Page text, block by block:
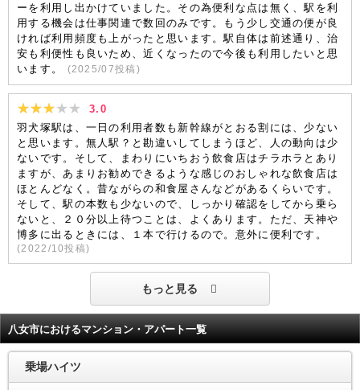
ーを利用し出かけていました。その為便利な点は無く、駅を利
用する機会は仕事関連で数回のみです。もう少し交通の便が良
ければ利用頻度も上がったと思います。駅自体は前述通り、治
安も利便性も良いため、近くなったので今後も利用したいと思
います。
(2025/07投稿)
3.0
羽犬塚駅は、一日の利用者数も新幹線がとおる割には、少ない
と思います。無人駅？と勘違いしてしまうほど、人の動向は少
ないです。そして、まわりにいちおう飲食店はチラホラとあり
ますが、あまりお勧めできるような感じのおしゃれな飲食店は
ほとんどなく。昔ながらの和食屋さんなどがあるくらいです。
そして、駅の本数も少ないので、しっかり確認をしてから乗ら
ないと、２０分以上待つことは、よくあります。ただ、天神や
博多に出るときには、１本で行けるので。意外に便利です。
(2022/10投稿)
もっと見る
八女市におけるマンション・アパート一覧
乗場ハイツ